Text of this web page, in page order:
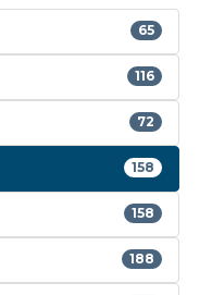
65
116
72
158
158
188